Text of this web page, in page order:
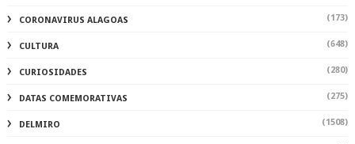
CORONAVIRUS ALAGOAS (173)
CULTURA (648)
CURIOSIDADES (280)
DATAS COMEMORATIVAS (275)
DELMIRO (1508)